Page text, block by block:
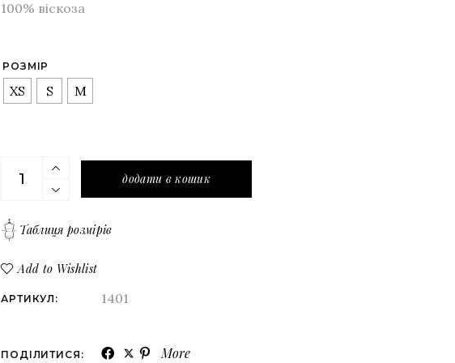
100% віскоза
РОЗМІР
XS S M
Біла сукня міні з контрастним принтом та рукавами-воланами
додати в кошик
Таблиця розмірів
Add to Wishlist
АРТИКУЛ: 1401
ПОДІЛИТИСЯ: More